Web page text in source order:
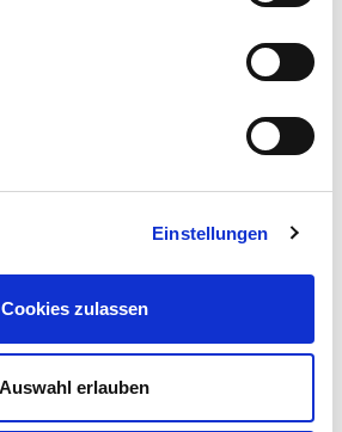
Einstellungen
Cookies zulassen
Auswahl erlauben
e succoso è il primo chiaro segnale
che state gustando una mela